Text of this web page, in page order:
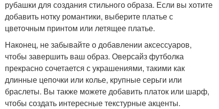
рубашки для создания стильного образа. Если вы хотите
добавить нотку романтики, выберите платье с
цветочным принтом или летящее платье.
Наконец, не забывайте о добавлении аксессуаров,
чтобы завершить ваш образ. Оверсайз футболка
прекрасно сочетается с украшениями, такими как
длинные цепочки или колье, крупные серьги или
браслеты. Вы также можете добавить платок или шарф,
чтобы создать интересные текстурные акценты.